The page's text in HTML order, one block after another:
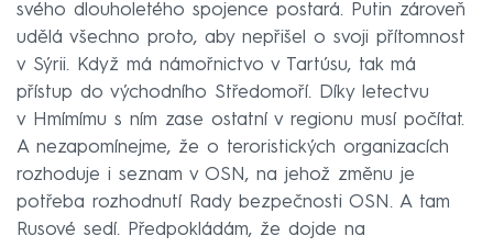
svého dlouholetého spojence postará. Putin zároveň
udělá všechno proto, aby nepřišel o svoji přítomnost
v Sýrii. Když má námořnictvo v Tartúsu, tak má
přístup do východního Středomoří. Díky letectvu
v Hmímímu s ním zase ostatní v regionu musí počítat.
A nezapomínejme, že o teroristických organizacích
rozhoduje i seznam v OSN, na jehož změnu je
potřeba rozhodnutí Rady bezpečnosti OSN. A tam
Rusové sedí. Předpokládám, že dojde na